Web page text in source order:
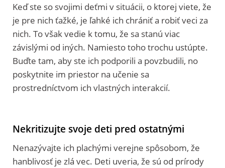
Keď ste so svojimi deťmi v situácii, o ktorej viete, že
je pre nich ťažké, je ľahké ich chrániť a robiť veci za
nich. To však vedie k tomu, že sa stanú viac
závislými od iných. Namiesto toho trochu ustúpte.
Buďte tam, aby ste ich podporili a povzbudili, no
poskytnite im priestor na učenie sa
prostredníctvom ich vlastných interakcií.
Nekritizujte svoje deti pred ostatnými
Nenazývajte ich plachými verejne spôsobom, že
hanblivosť je zlá vec. Deti uveria, že sú od prírody